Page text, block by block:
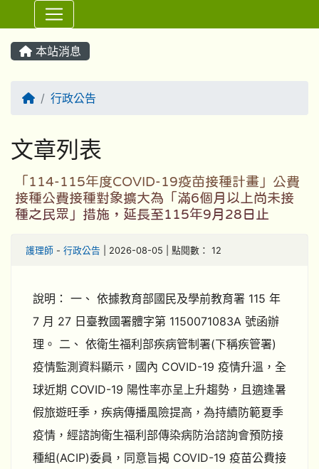
⏸
本站消息
回首頁行政公告
文章列表
「114-115年度COVID-19疫苗接種計畫」公費
接種公費接種對象擴大為「滿6個月以上尚未接
種之民眾」措施，延長至115年9月28日止
護理師 - 行政公告 | 2026-08-05 | 點閱數： 12
說明： 一、 依據教育部國民及學前教育署 115 年
7 月 27 日臺教國署體字第 1150071083A 號函辦
理。 二、 依衛生福利部疾病管制署(下稱疾管署)
疫情監測資料顯示，國內 COVID-19 疫情升溫，全
球近期 COVID-19 陽性率亦呈上升趨勢，且適逢暑
假旅遊旺季，疾病傳播風險提高，為持續防範夏季
疫情，經諮詢衛生福利部傳染病防治諮詢會預防接
種組(ACIP)委員，同意旨揭 COVID-19 疫苗公費接